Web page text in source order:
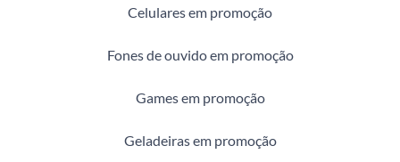
Celulares em promoção
Fones de ouvido em promoção
Games em promoção
Geladeiras em promoção